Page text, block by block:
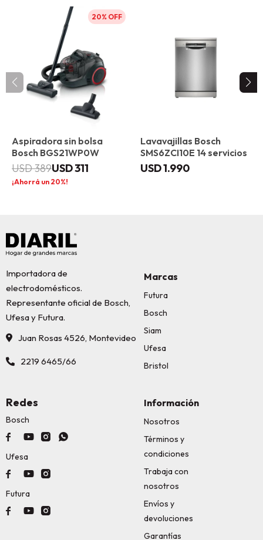
20
Aspiradora sin bolsa
Bosch BGS21WP0W
USD311
USD389
20
Lavavajillas Bosch
SMS6ZCI10E 14 servicios
USD1.990
Importadora de
electrodomésticos.
Representante oficial de Bosch,
Ufesa y Futura.
Juan Rosas 4526, Montevideo
2219 6465/66
Marcas
Futura
Bosch
Siam
Ufesa
Bristol
Información
Nosotros
Términos y
condiciones
Trabaja con
nosotros
Envíos y
devoluciones
Garantías
Redes
Bosch
   
Ufesa
  
Futura
  